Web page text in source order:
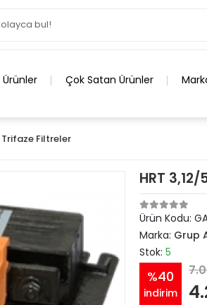
Ürünler Çok Satan Ürünler
Trifaze Filtreler
HRT
Ürün Kodu:
Marka: Grup
Stok: 5
%40
indirim